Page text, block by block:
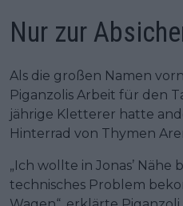
Nur zur
Als die großen Namen
Piganzolis Arbeit für den
jährige Kletterer hatte
Hinterrad von Thymen
„Ich wollte in Jonas’ Nähe
technisches Problem